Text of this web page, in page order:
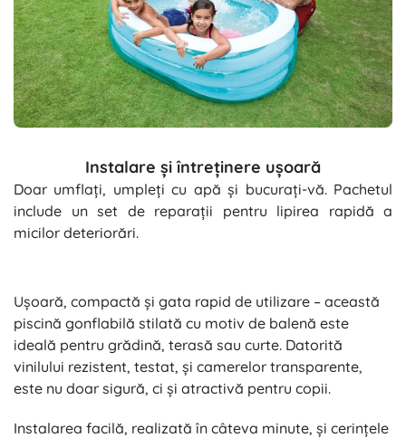
Instalare și întreținere ușoară
Doar umflați, umpleți cu apă și bucurați-vă. Pachetul
include un set de reparații pentru lipirea rapidă a
micilor deteriorări.
Ușoară, compactă și gata rapid de utilizare – această
piscină gonflabilă stilată cu motiv de balenă este
ideală pentru grădină, terasă sau curte. Datorită
vinilului rezistent, testat, și camerelor transparente,
este nu doar sigură, ci și atractivă pentru copii.
Instalarea facilă, realizată în câteva minute, și cerințele